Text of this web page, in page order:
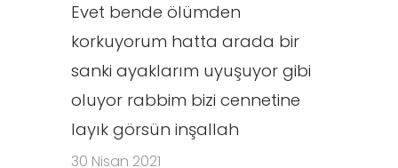
Evet bende ölümden
korkuyorum hatta arada bir
sanki ayaklarım uyuşuyor gibi
oluyor rabbim bizi cennetine
layık görsün inşallah
30 Nisan 2021